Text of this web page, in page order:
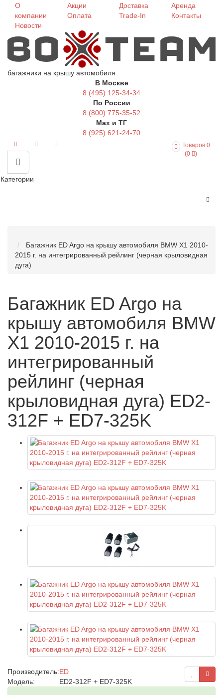
О
компании
Новости
Акции
Оплата
Доставка
Trade-In
Аренда
Контакты
багажники на крышу автомобиля
В Москве
8 (495) 125-34-34
По России
8 (800) 775-35-52
Max и ТГ
8 (925) 621-24-70
Товаров 0
(0
)
Категории
Багажник ED Argo на крышу автомобиля BMW X1 2010-
2015 г. на интегрированный рейлинг (черная крыловидная
дуга)
Багажник ED Argo на
крышу автомобиля BMW
X1 2010-2015 г. на
интегрированный
рейлинг (черная
крыловидная дуга) ED2-
312F + ED7-325K
Производитель:ED
Модель:
ED2-312F + ED7-325K